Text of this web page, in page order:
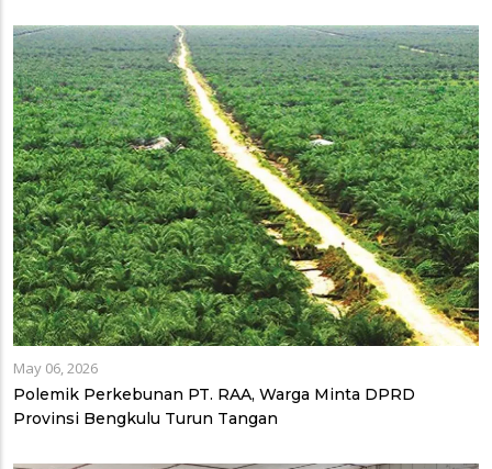
May 06, 2026
Polemik Perkebunan PT. RAA, Warga Minta DPRD
Provinsi Bengkulu Turun Tangan